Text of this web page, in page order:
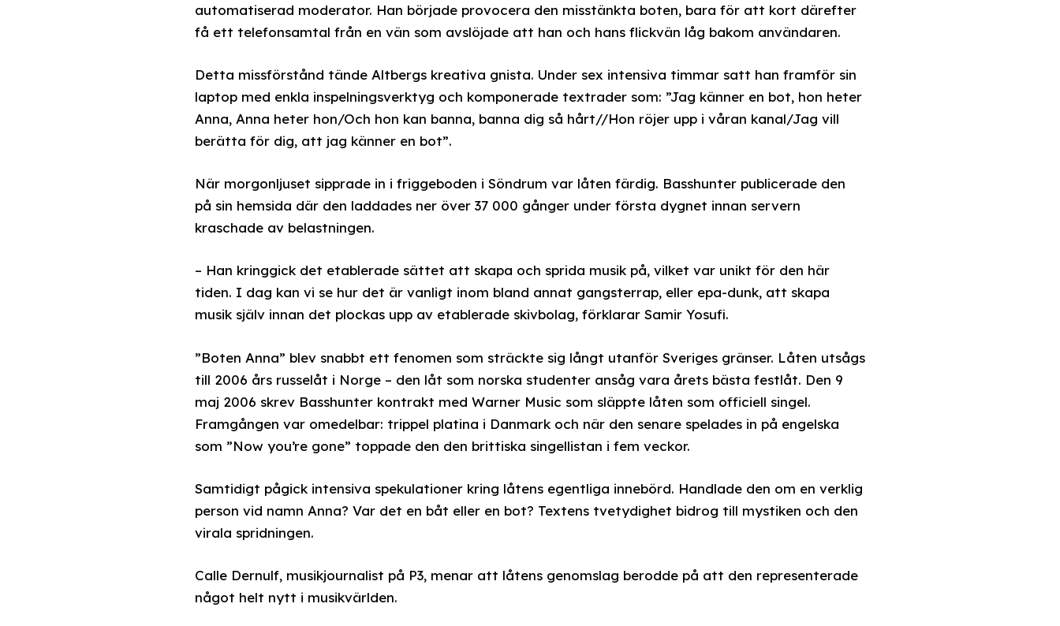
automatiserad moderator. Han började provocera den misstänkta boten, bara för att kort därefter
få ett telefonsamtal från en vän som avslöjade att han och hans flickvän låg bakom användaren.
Detta missförstånd tände Altbergs kreativa gnista. Under sex intensiva timmar satt han framför sin
laptop med enkla inspelningsverktyg och komponerade textrader som: ”Jag känner en bot, hon heter
Anna, Anna heter hon/Och hon kan banna, banna dig så hårt//Hon röjer upp i våran kanal/Jag vill
berätta för dig, att jag känner en bot”.
När morgonljuset sipprade in i friggeboden i Söndrum var låten färdig. Basshunter publicerade den
på sin hemsida där den laddades ner över 37 000 gånger under första dygnet innan servern
kraschade av belastningen.
– Han kringgick det etablerade sättet att skapa och sprida musik på, vilket var unikt för den här
tiden. I dag kan vi se hur det är vanligt inom bland annat gangsterrap, eller epa-dunk, att skapa
musik själv innan det plockas upp av etablerade skivbolag, förklarar Samir Yosufi.
”Boten Anna” blev snabbt ett fenomen som sträckte sig långt utanför Sveriges gränser. Låten utsågs
till 2006 års russelåt i Norge – den låt som norska studenter ansåg vara årets bästa festlåt. Den 9
maj 2006 skrev Basshunter kontrakt med Warner Music som släppte låten som officiell singel.
Framgången var omedelbar: trippel platina i Danmark och när den senare spelades in på engelska
som ”Now you’re gone” toppade den den brittiska singellistan i fem veckor.
Samtidigt pågick intensiva spekulationer kring låtens egentliga innebörd. Handlade den om en verklig
person vid namn Anna? Var det en båt eller en bot? Textens tvetydighet bidrog till mystiken och den
virala spridningen.
Calle Dernulf, musikjournalist på P3, menar att låtens genomslag berodde på att den representerade
något helt nytt i musikvärlden.